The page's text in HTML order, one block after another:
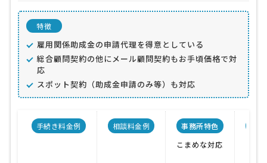
特徴
雇用関係助成金の申請代理を得意としている
総合顧問契約の他にメール顧問契約もお手頃価格で対
応
スポット契約（助成金申請のみ等）も対応
手続き料金例 相談料金例
事務所特色
こまめな対応